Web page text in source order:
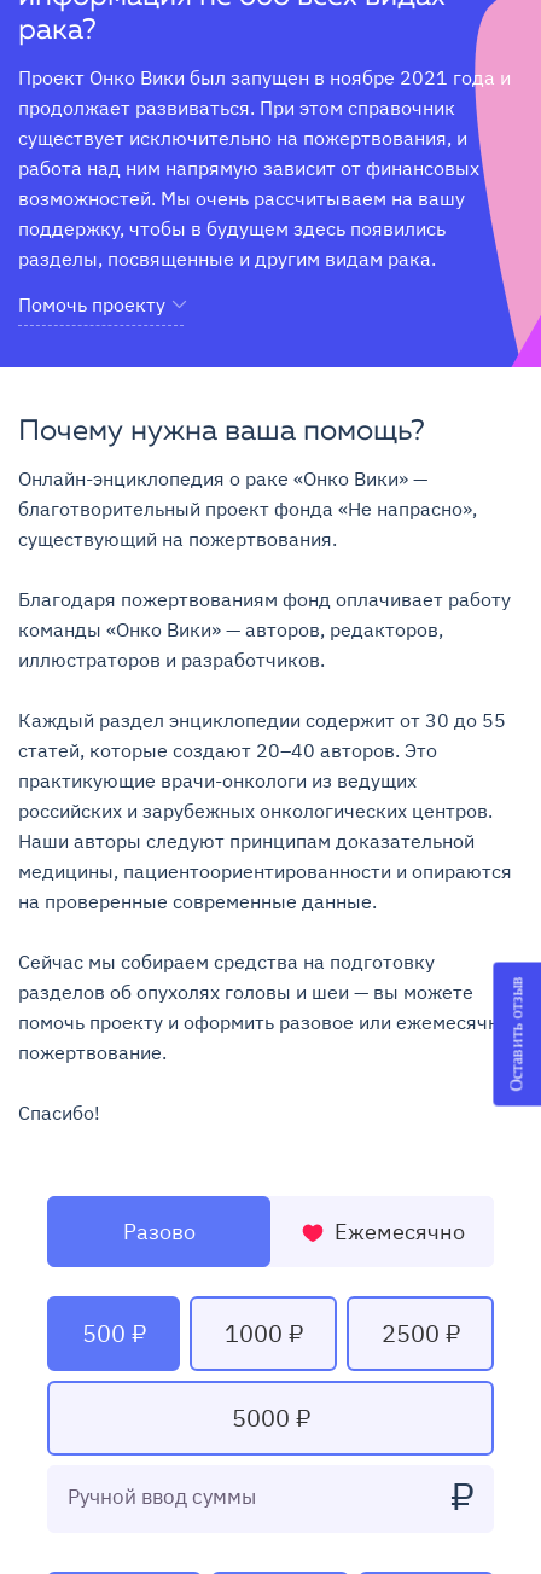
рака?
Проект Онко Вики был запущен в ноябре 2021 года и
продолжает развиваться. При этом справочник
существует исключительно на пожертвования, и
работа над ним напрямую зависит от финансовых
возможностей. Мы очень рассчитываем на вашу
поддержку, чтобы в будущем здесь появились
разделы, посвященные и другим видам рака.
Помочь проекту
Почему нужна ваша помощь?
Онлайн-энциклопедия о раке «Онко Вики» —
благотворительный проект фонда «Не напрасно»,
существующий на пожертвования.
Благодаря пожертвованиям фонд оплачивает работу
команды «Онко Вики» — авторов, редакторов,
иллюстраторов и разработчиков.
Каждый раздел энциклопедии содержит от 30 до 55
статей, которые создают 20–40 авторов. Это
практикующие врачи-онкологи из ведущих
российских и зарубежных онкологических центров.
Наши авторы следуют принципам доказательной
медицины, пациентоориентированности и опираются
на проверенные современные данные.
Сейчас мы собираем средства на подготовку
разделов об опухолях головы и шеи — вы можете
помочь проекту и оформить разовое или ежемесячное
пожертвование.
Спасибо!
Разово Ежемесячно
500 ₽ 1000 ₽ 2500 ₽
5000 ₽
Ручной ввод суммы ₽
Оставить отзыв